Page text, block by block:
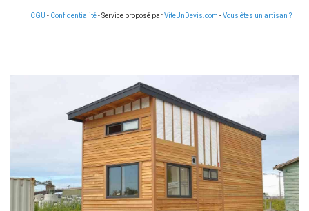
CGU - Confidentialité- Service proposé parViteUnDevis.com -Vous êtes un artisan ?